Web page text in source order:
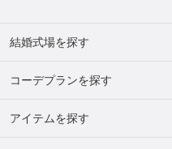
結婚式場を探す
コーデプランを探す
アイテムを探す